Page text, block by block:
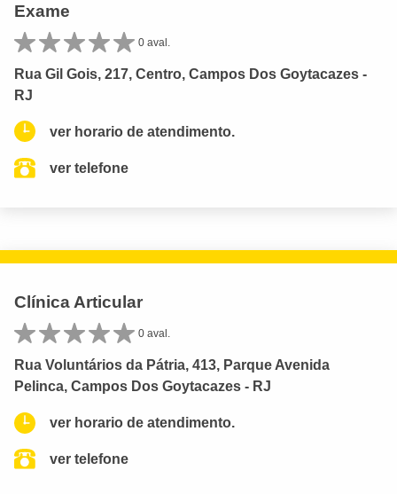
Exame
0 aval.
Rua Gil Gois, 217, Centro, Campos Dos Goytacazes -
RJ
ver horario de atendimento.
ver telefone
Clínica Articular
0 aval.
Rua Voluntários da Pátria, 413, Parque Avenida
Pelinca, Campos Dos Goytacazes - RJ
ver horario de atendimento.
ver telefone